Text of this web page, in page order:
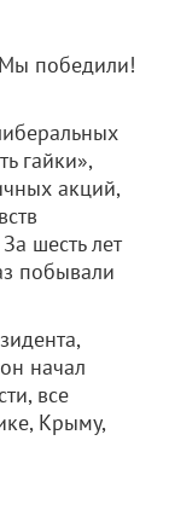
победили!
гайки»,
акций,
шесть лет
побывали
начал
все
Крыму,